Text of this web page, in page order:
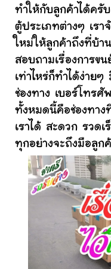
ทำให้กับลูกค้าได้ครั
ตู้ประเภทต่างๆ เร
ใหม่ให้ลูกค้าถึงที่บ้า
สอบถามเรื่องการข
เท่าไหร่ก็ทำได้ง่ายๆ
ช่องทาง เบอร์โทร
ทั้งหมดนี้คือช่องทาง
เราได้ สะดวก รวด
ทุกอย่างจะถึงมือลูก